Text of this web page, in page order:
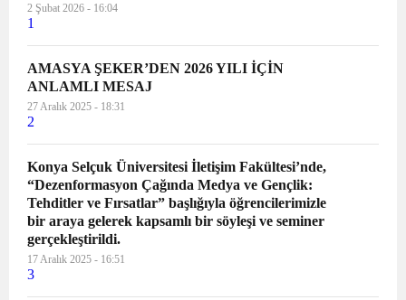
2 Şubat 2026 - 16:04
1
AMASYA ŞEKER’DEN 2026 YILI İÇİN
ANLAMLI MESAJ
27 Aralık 2025 - 18:31
2
Konya Selçuk Üniversitesi İletişim Fakültesi’nde,
“Dezenformasyon Çağında Medya ve Gençlik:
Tehditler ve Fırsatlar” başlığıyla öğrencilerimizle
bir araya gelerek kapsamlı bir söyleşi ve seminer
gerçekleştirildi.
17 Aralık 2025 - 16:51
3